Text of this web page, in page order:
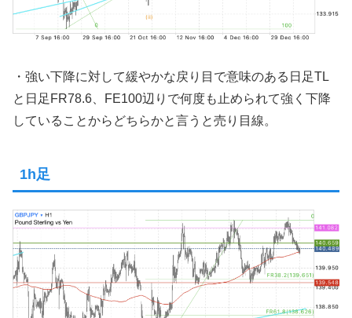
・強い下降に対して緩やかな戻り目で意味のある日足TL
と日足FR78.6、FE100辺りで何度も止められて強く下降
していることからどちらかと言うと売り目線。
1h足